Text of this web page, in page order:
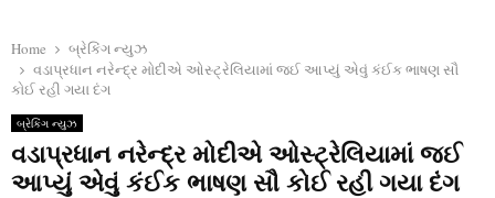
Home
બ્રેકિંગ ન્યુઝ
વડાપ્રધાન નરેન્દ્ર મોદીએ ઓસ્ટ્રેલિયામાં જઈ આપ્યું એવું કંઈક ભાષણ સૌ
કોઈ રહી ગયા દંગ
બ્રેકિંગ ન્યુઝ
વડાપ્રધાન નરેન્દ્ર મોદીએ ઓસ્ટ્રેલિયામાં જઈ
આપ્યું એવું કંઈક ભાષણ સૌ કોઈ રહી ગયા દંગ